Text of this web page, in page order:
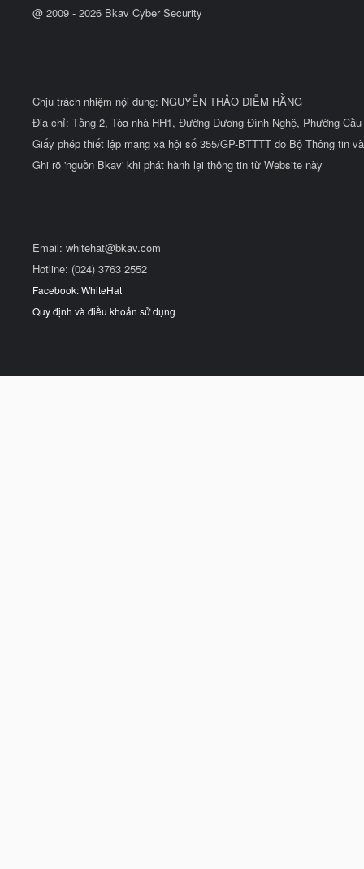
@ 2009 - 2026 Bkav Cyber Security
Chịu trách nhiệm nội dung: NGUYỄN THẢO DIỄM HẰNG
Địa chỉ: Tầng 2, Tòa nhà HH1, Đường Dương Đình Nghệ, Phường
Giấy phép thiết lập mạng xã hội số 355/GP-BTTTT do Bộ Thông tin
Ghi rõ 'nguồn Bkav' khi phát hành lại thông tin từ Website này
Email: whitehat@bkav.com
Hotline: (024) 3763 2552
Facebook: WhiteHat
Quy định và điều khoản sử dụng